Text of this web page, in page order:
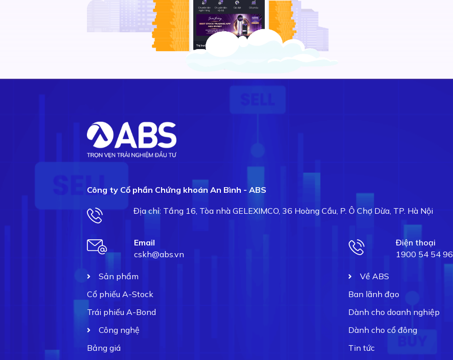
Công ty Cổ phần Chứng khoán An Bình - ABS
Địa chỉ: Tầng 16, Tòa nhà GELEXIMCO, 36 Hoàng Cầu, P. Ô Chợ Dừa, TP. Hà Nội
Email
cskh@abs.vn
Điện thoại
1900 54 54 96
Sản phẩm
Cổ phiếu A-Stock
Trái phiếu A-Bond
Công nghệ
Bảng giá
Về ABS
Ban lãnh đạo
Dành cho doanh nghiệp
Dành cho cổ đông
Tin tức